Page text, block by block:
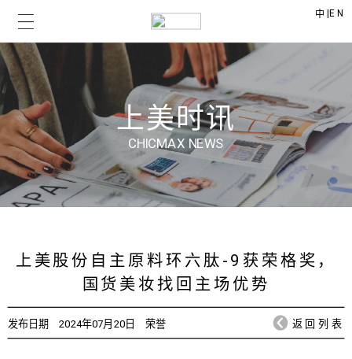
中 |EN
上美时讯
CHICMAX NEWS
上美股份自主原料环六肽-9获荣格奖，
国货美妆找回主场优势
发布日期 2024年07月20日 荣誉 返回列表